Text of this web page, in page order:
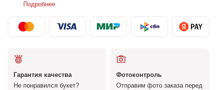
Подробнее
Гарантия качества
Не понравился букет?
Фотоконтроль
Отправим фото заказа перед